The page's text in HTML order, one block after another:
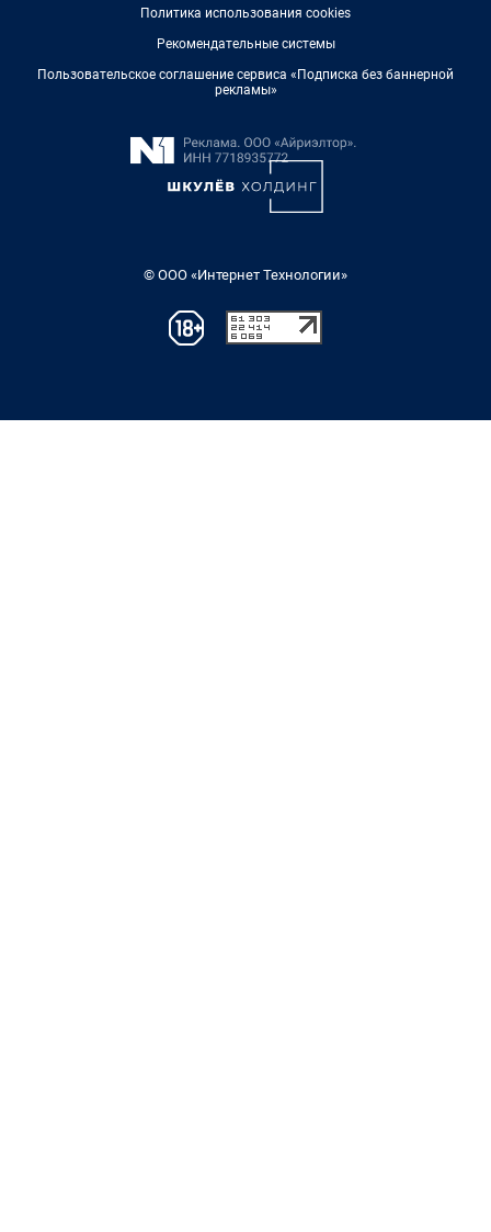
Политика использования cookies
Рекомендательные системы
Пользовательское соглашение сервиса «Подписка без баннерной
рекламы»
© ООО «Интернет Технологии»